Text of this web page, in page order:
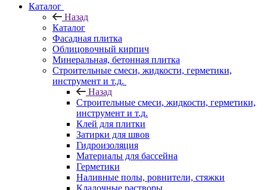
Каталог
Назад
Каталог
Фасадная плитка
Облицовочный кирпич
Минеральная, бетонная плитка
Строительные смеси, жидкости, герметики,
инструмент и т.д.
Назад
Строительные смеси, жидкости, герметики,
инструмент и т.д.
Клей для плитки
Затирки для швов
Гидроизоляция
Материалы для бассейна
Герметики
Наливные полы, ровнители, стяжки
Кладочные растворы